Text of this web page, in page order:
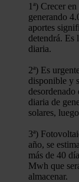
1ª) Crecer
generando
aportes
detendrá. Es
diaria.
2ª) Es
disponible y
desordenado
diaria de
solares,
3ª)
año, se
más de 40
Mwh que
almacenar.